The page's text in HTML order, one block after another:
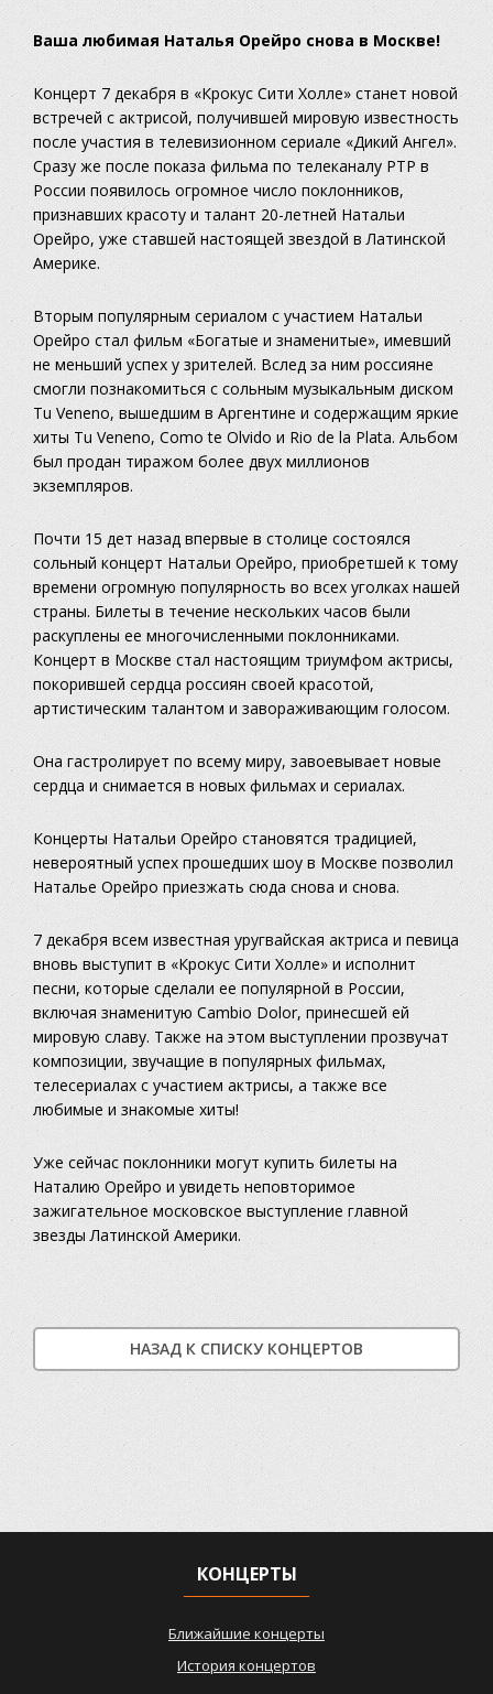
Ваша любимая Наталья Орейро снова в Москве!
Концерт 7 декабря в «Крокус Сити Холле» станет новой
встречей с актрисой, получившей мировую известность
после участия в телевизионном сериале «Дикий Ангел».
Сразу же после показа фильма по телеканалу РТР в
России появилось огромное число поклонников,
признавших красоту и талант 20-летней Натальи
Орейро, уже ставшей настоящей звездой в Латинской
Америке.
Вторым популярным сериалом с участием Натальи
Орейро стал фильм «Богатые и знаменитые», имевший
не меньший успех у зрителей. Вслед за ним россияне
смогли познакомиться с сольным музыкальным диском
Tu Veneno, вышедшим в Аргентине и содержащим яркие
хиты Tu Veneno, Como te Olvido и Rio de la Plata. Альбом
был продан тиражом более двух миллионов
экземпляров.
Почти 15 дет назад впервые в столице состоялся
сольный концерт Натальи Орейро, приобретшей к тому
времени огромную популярность во всех уголках нашей
страны. Билеты в течение нескольких часов были
раскуплены ее многочисленными поклонниками.
Концерт в Москве стал настоящим триумфом актрисы,
покорившей сердца россиян своей красотой,
артистическим талантом и завораживающим голосом.
Она гастролирует по всему миру, завоевывает новые
сердца и снимается в новых фильмах и сериалах.
Концерты Натальи Орейро становятся традицией,
невероятный успех прошедших шоу в Москве позволил
Наталье Орейро приезжать сюда снова и снова.
7 декабря всем известная уругвайская актриса и певица
вновь выступит в «Крокус Сити Холле» и исполнит
песни, которые сделали ее популярной в России,
включая знаменитую Cambio Dolor, принесшей ей
мировую славу. Также на этом выступлении прозвучат
композиции, звучащие в популярных фильмах,
телесериалах с участием актрисы, а также все
любимые и знакомые хиты!
Уже сейчас поклонники могут купить билеты на
Наталию Орейро и увидеть неповторимое
зажигательное московское выступление главной
звезды Латинской Америки.
НАЗАД К СПИСКУ КОНЦЕРТОВ
КОНЦЕРТЫ
Ближайшие концерты
История концертов